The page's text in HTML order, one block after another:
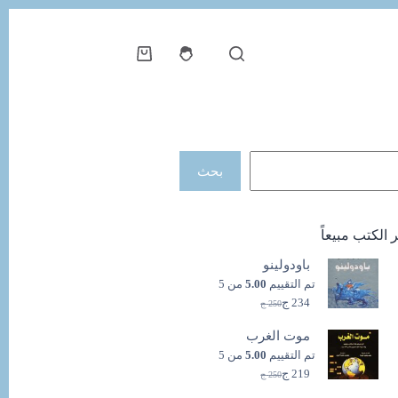
عربة
بحث
الكتب مبيعاً
باودولينو
تم التقييم 5.00 من 5
250 ج
السعر
هو:
250 ج.
234 ج
السعر
هو:
234 ج.
موت الغرب
تم التقييم 5.00 من 5
250 ج
السعر 219 ج
السعر